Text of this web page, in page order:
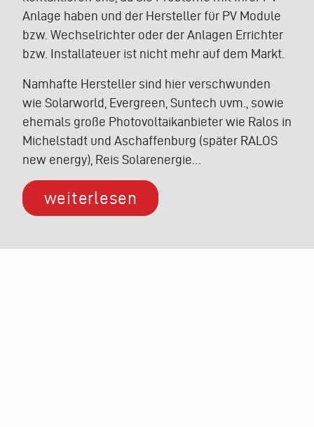
Anlage haben und der Hersteller für PV Module
bzw. Wechselrichter oder der Anlagen Errichter
bzw. Installateuer ist nicht mehr auf dem Markt.
Namhafte Hersteller sind hier verschwunden
wie Solarworld, Evergreen, Suntech uvm., sowie
ehemals große Photovoltaikanbieter wie Ralos in
Michelstadt und Aschaffenburg (später RALOS
new energy), Reis Solarenergie…
weiterlesen